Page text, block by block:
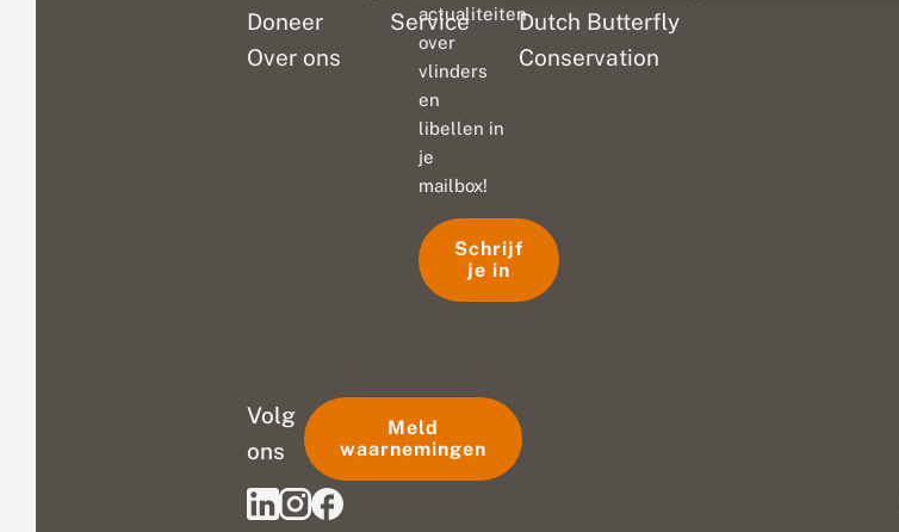
Doneer
Over ons
Service
Dutch Butterfly
Conservation
actualiteiten
over
vlinders
en
libellen in
je
mailbox!
Schrijf
je in
Volg
ons
Meld
waarnemingen